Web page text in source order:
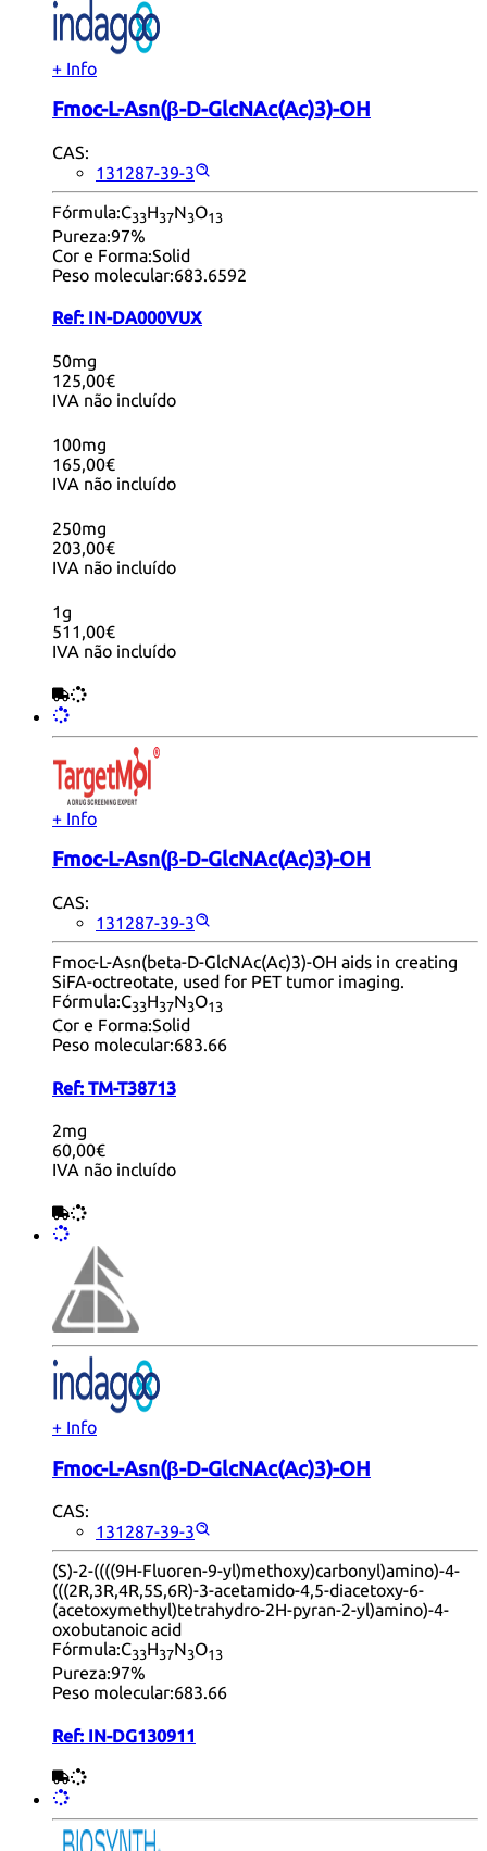
+ Info
Fmoc-L-Asn(β-D-GlcNAc(Ac)3)-OH
CAS:
131287-39-3
Fórmula:C33H37N3O13
Pureza:97%
Cor e Forma:Solid
Peso molecular:683.6592
Ref: IN-DA000VUX
50mg
125,00€
IVA não incluído
100mg
165,00€
IVA não incluído
250mg
203,00€
IVA não incluído
1g
511,00€
IVA não incluído
+ Info
Fmoc-L-Asn(β-D-GlcNAc(Ac)3)-OH
CAS:
131287-39-3
Fmoc-L-Asn(beta-D-GlcNAc(Ac)3)-OH aids in creating
SiFA-octreotate, used for PET tumor imaging.
Fórmula:C33H37N3O13
Cor e Forma:Solid
Peso molecular:683.66
Ref: TM-T38713
2mg
60,00€
IVA não incluído
+ Info
Fmoc-L-Asn(β-D-GlcNAc(Ac)3)-OH
CAS:
131287-39-3
(S)-2-((((9H-Fluoren-9-yl)methoxy)carbonyl)amino)-4-
(((2R,3R,4R,5S,6R)-3-acetamido-4,5-diacetoxy-6-
(acetoxymethyl)tetrahydro-2H-pyran-2-yl)amino)-4-
oxobutanoic acid
Fórmula:C33H37N3O13
Pureza:97%
Peso molecular:683.66
Ref: IN-DG130911